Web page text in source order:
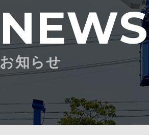
NEWS
お知らせ